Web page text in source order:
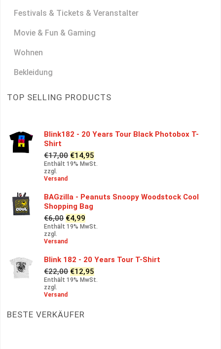
Festivals & Tickets & Veranstalter
Movie & Fun & Gaming
Wohnen
Bekleidung
TOP SELLING PRODUCTS
Blink182 - 20 Years Tour Black Photobox T-
Shirt
€17,00 Ursprünglicher
Preis
€14,95
Preis
Enthält 19% MwSt.
zzgl.
Versand
BAGzilla - Peanuts Snoopy Woodstock Cool
Shopping Bag
€6,00 Ursprünglicher
Preis
war:
€6,00
€4,99
Preis
Enthält 19% MwSt.
zzgl.
Versand
Blink 182 - 20 Years Tour T-Shirt
€22,00 Ursprünglicher
Preis
€12,95
Preis
Enthält 19% MwSt.
zzgl.
Versand
BESTE VERKÄUFER